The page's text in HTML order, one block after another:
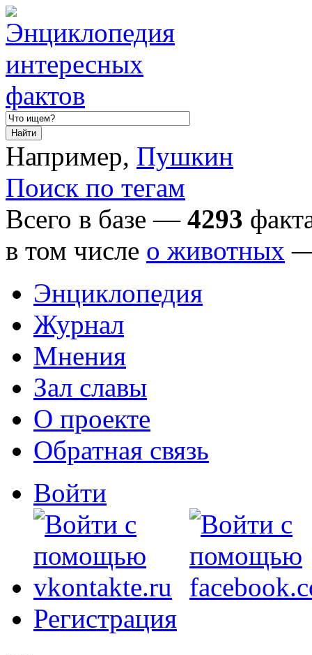
Например, Пушкин
Поиск по тегам
Всего в базе — 4293
в том числе о животных
Энциклопедия
Журнал
Мнения
Зал славы
О проекте
Обратная связь
Войти
Регистрация